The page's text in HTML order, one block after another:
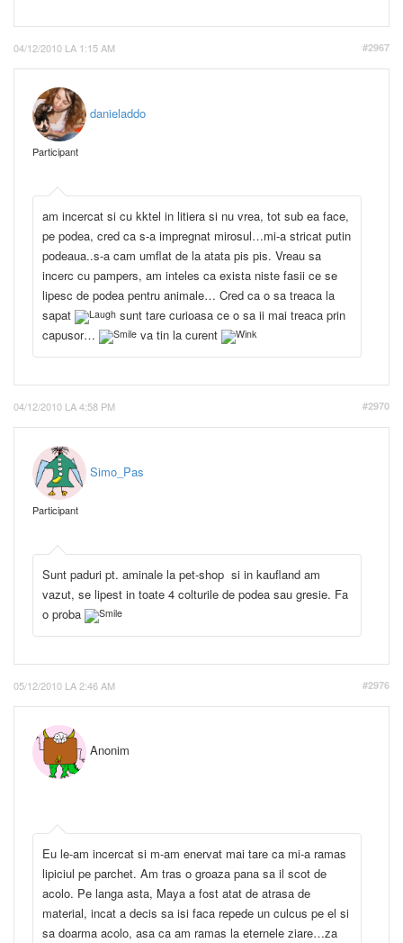
04/12/2010 LA 1:15 AM #2967
danieladdo
Participant
am incercat si cu kktel in litiera si nu vrea, tot sub ea face,
pe podea, cred ca s-a impregnat mirosul…mi-a stricat putin
podeaua..s-a cam umflat de la atata pis pis. Vreau sa
incerc cu pampers, am inteles ca exista niste fasii ce se
lipesc de podea pentru animale… Cred ca o sa treaca la
sapat
sunt tare curioasa ce o sa ii mai treaca prin
capusor…
va tin la curent
04/12/2010 LA 4:58 PM #2970
Simo_Pas
Participant
Sunt paduri pt. aminale la pet-shop si in kaufland am
vazut, se lipest in toate 4 colturile de podea sau gresie. Fa
o proba
05/12/2010 LA 2:46 AM #2976
Anonim
Eu le-am incercat si m-am enervat mai tare ca mi-a ramas
lipiciul pe parchet. Am tras o groaza pana sa il scot de
acolo. Pe langa asta, Maya a fost atat de atrasa de
material, incat a decis sa isi faca repede un culcus pe el si
sa doarma acolo, asa ca am ramas la eternele ziare…za